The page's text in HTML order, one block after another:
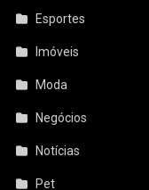
Esportes
Imóveis
Moda
Negócios
Notícias
Pet